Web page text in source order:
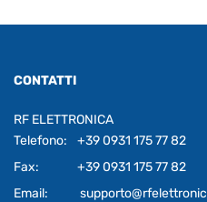
CONTATTI
RF ELETTRONICA
Telefono:
+39 0931 175 77 82
Fax:
+39 0931 175 77 82
Email: